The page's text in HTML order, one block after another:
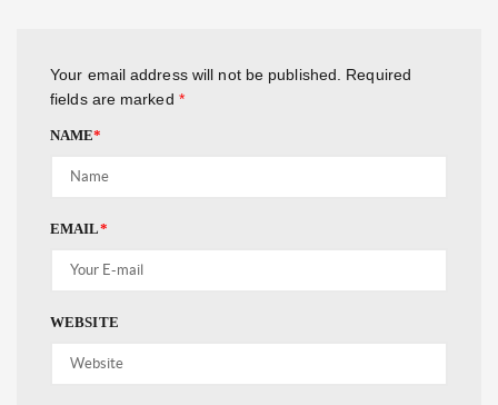
Your email address will not be published.
Required
fields are marked *
NAME*
EMAIL*
WEBSITE